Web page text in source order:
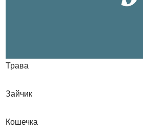
Трава
Зайчик
Кошечка